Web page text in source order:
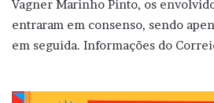
Vagner Marinho Pinto, os
entraram em consenso, sendo
em seguida. Informações do